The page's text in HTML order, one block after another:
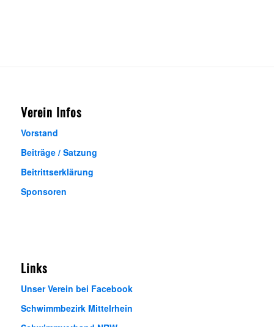
Verein Infos
Vorstand
Beiträge / Satzung
Beitrittserklärung
Sponsoren
Links
Unser Verein bei Facebook
Schwimmbezirk Mittelrhein